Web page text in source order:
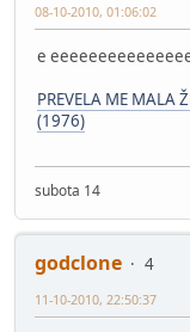
08-10-2010, 01:06:02
e
PREVELA ME MALA
(1976)
subota 14
godclone
4
11-10-2010, 22:50:37